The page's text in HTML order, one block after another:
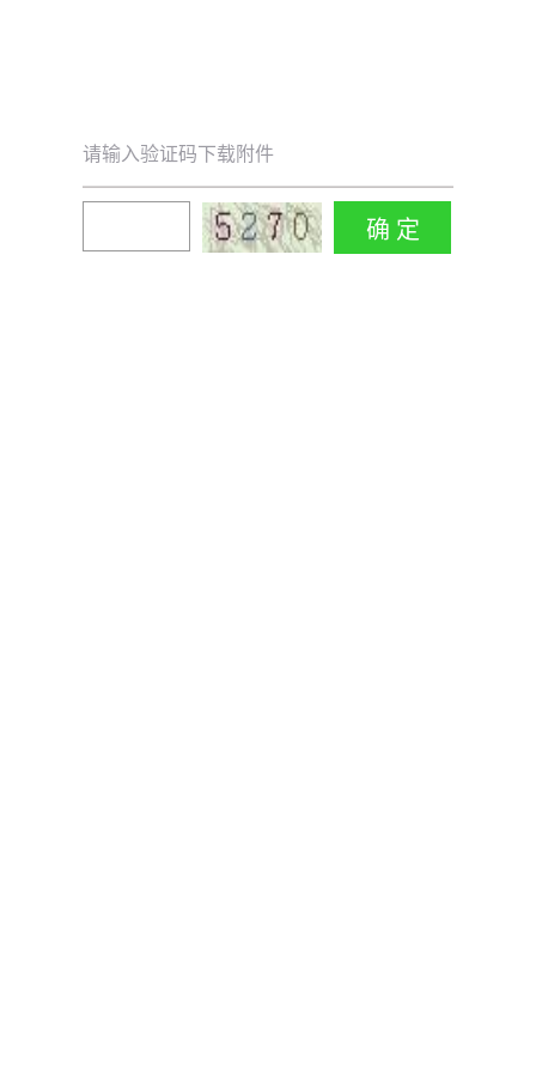
请输入验证码下载附件